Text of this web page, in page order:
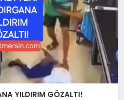
YILDIRIM GÖZALTI!